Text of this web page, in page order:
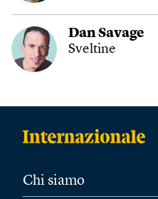
Dan Savage
Sveltine
Chi siamo